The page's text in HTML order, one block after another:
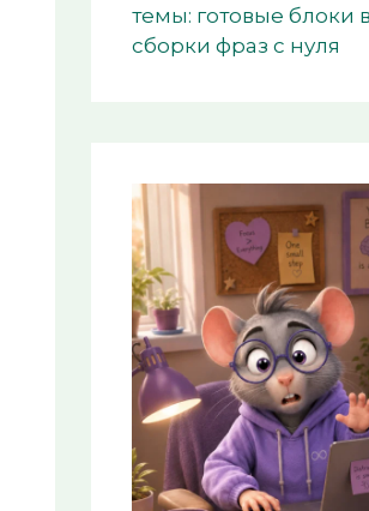
темы: готовые блоки
сборки фраз с нуля